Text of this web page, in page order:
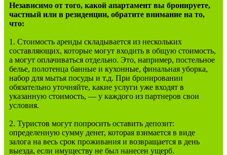
Независимо от того, какой апартамент вы бронируете,
частный или в резиденции, обратите внимание на то,
что:
1. Стоимость аренды складывается из нескольких
составляющих, которые могут входить в общую стоимость,
а могут оплачиваться отдельно. Это, например, постельное
белье, полотенца банные и кухонные, финальная уборка,
набор для мытья посуды и т.д. При бронировании
обязательно уточняйте, какие услуги уже входят в
указанную стоимость, — у каждого из партнеров свои
условия.
2. Туристов могут попросить оставить депозит:
определенную сумму денег, которая взимается в виде
залога на весь срок проживания и возвращается в день
выезда, если имуществу не был нанесен ущерб.